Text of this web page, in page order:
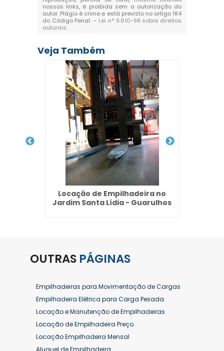
nossos links, é proibida sem a autorização do
autor. Plágio é crime e está previsto no artigo 184
do Código Penal. – Lei n° 9.610-98 sobre direitos
autorais.
Veja Também
Locação de Empilhadeira no
Jardim Santa Lídia - Guarulhos
OUTRAS PÁGINAS
Empilhadeiras para Movimentação de Cargas
Empilhadeira Elétrica para Carga Pesada
Locação e Manutenção de Empilhadeiras
Locação de Empilhadeira Preço
Locação Empilhadeira Mensal
Aluguel de Empilhadeira